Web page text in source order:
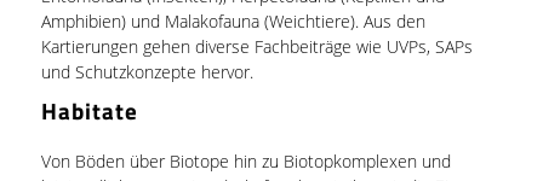
Amphibien) und Malakofauna (Weichtiere). Aus den
Kartierungen gehen diverse Fachbeiträge wie UVPs, SAPs
und Schutzkonzepte hervor.
Habitate
Von Böden über Biotope hin zu Biotopkomplexen und